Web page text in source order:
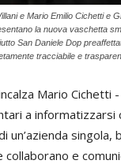
e Mario Emilio Cichetti e
la nuova vaschetta
San Daniele Dop
tracciabile e
Mario Cichetti
a informatizzarsi
un’azienda singola,
e